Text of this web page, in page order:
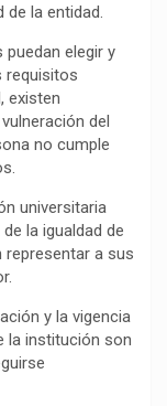
de la entidad.
elegir y
requisitos
existen
del
no cumple
universitaria
la igualdad de
a sus
y la vigencia
la institución son